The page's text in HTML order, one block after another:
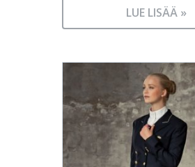
LUE LISÄÄ »